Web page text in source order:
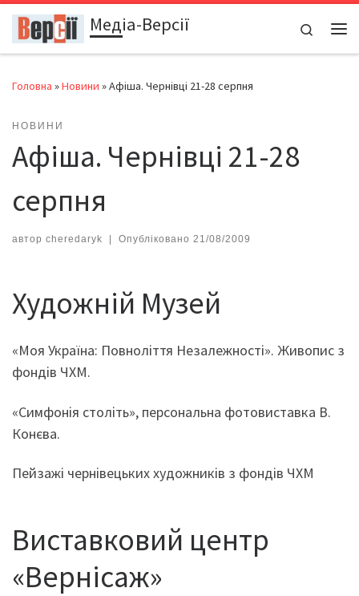
Перейти до вмістуМедіа-Версії
Search
Головна »Новини »Афіша. Чернівці 21-28 серпня
НОВИНИ
Афіша. Чернівці 21-28
серпня
автор cheredaryk | Опубліковано 21/08/2009
Художній Музей
«Моя Україна: Повноліття Незалежності». Живопис з
фондів ЧХМ.
«Симфонія століть», персональна фотовиставка В.
Конєва.
Пейзажі чернівецьких художників з фондів ЧХМ
Виставковий центр
«Вернісаж»